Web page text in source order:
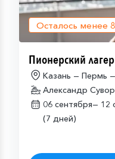
Осталось менее
Пионерский
Казань — Пермь
Александр
06 сентября— 12
(7 дней)